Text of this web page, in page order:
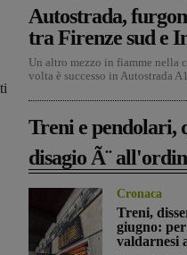
Autostrada,
tra Firenze sud e
Un altro mezzo in fiamme nella
volta è successo in Autostrada
Treni e pendolari,
disagio Ã¨
Cronaca
Treni,
giugno:
valdarnesi